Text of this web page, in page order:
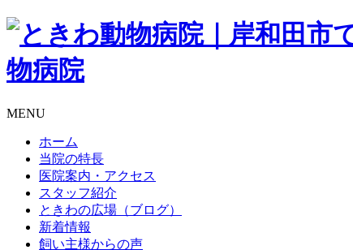
MENU
ホーム
当院の特長
医院案内・アクセス
スタッフ紹介
ときわの広場（ブログ）
新着情報
飼い主様からの声